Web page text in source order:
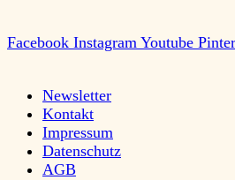
Facebook Instagram Youtube
Newsletter
Kontakt
Impressum
Datenschutz
AGB